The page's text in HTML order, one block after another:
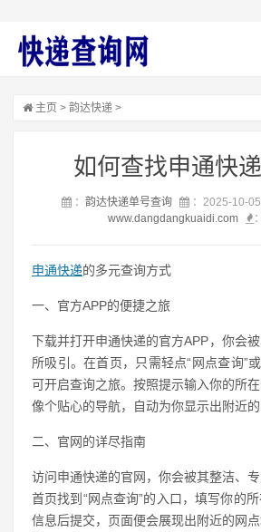
主页 > 韵达快递 >
如何查找申通快
： 韵达快递单号查询 ：2025-10-
www.dangdangkuaidi.com
：
申通快递的多元查询方式
一、官方APP的便捷之旅
下载并打开申通快递的官方APP，你会
所吸引。在首页，只需轻点“网点查询”
可开启查询之旅。按照提示输入你的所
像个贴心的导航，自动为你显示出附近的
二、官网的详尽指南
访问申通快递的官网，你会被其整洁、
首页找到“网点查询”的入口，填写你的
信息后提交，页面便会展现出附近的网